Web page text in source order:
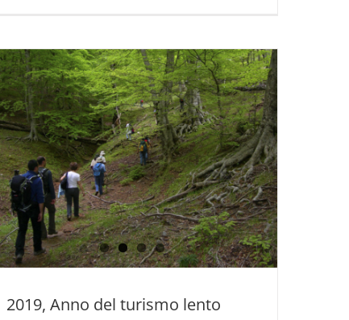
Giornata
mondiale
delle
WETLANS,
zone
umide
e
mutamenti
climateci
2019, Anno del turismo lento